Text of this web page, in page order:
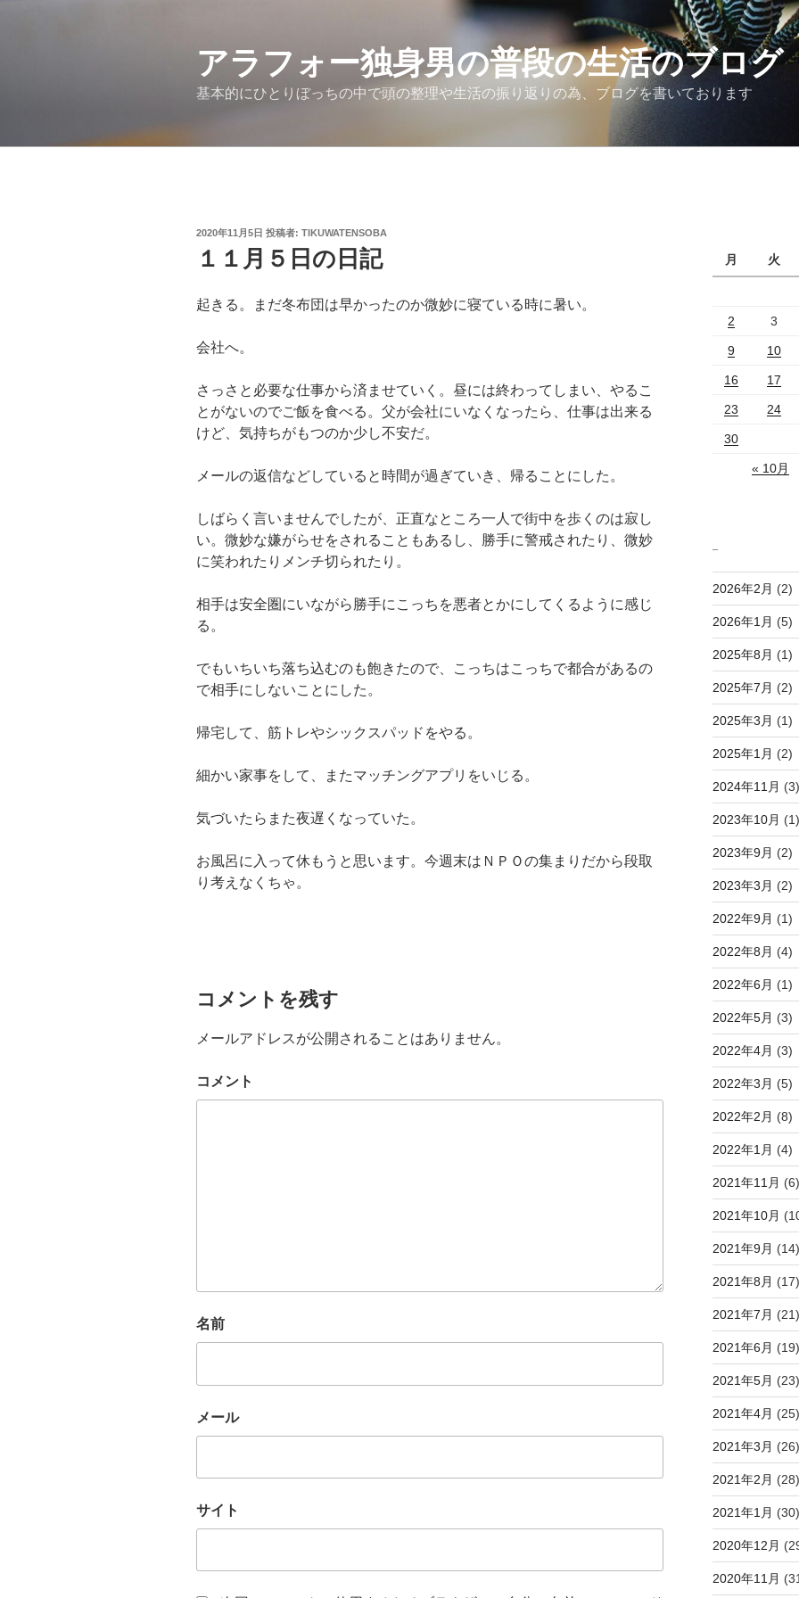
アラフォー独身男の普段の生活のブログ
基本的にひとりぼっちの中で頭の整理や生活の振り返りの為、ブログを書いております
投
2020年11月5日 投稿者: TIKUWATENSOBA
１１月５日の日記
起きる。まだ冬布団は早かったのか微妙に寝ている時に暑い。
会社へ。
さっさと必要な仕事から済ませていく。昼には終わってしまい、やるこ
とがないのでご飯を食べる。父が会社にいなくなったら、仕事は出来る
けど、気持ちがもつのか少し不安だ。
メールの返信などしていると時間が過ぎていき、帰ることにした。
しばらく言いませんでしたが、正直なところ一人で街中を歩くのは寂し
い。微妙な嫌がらせをされることもあるし、勝手に警戒されたり、微妙
に笑われたりメンチ切られたり。
相手は安全圏にいながら勝手にこっちを悪者とかにしてくるように感じ
る。
でもいちいち落ち込むのも飽きたので、こっちはこっちで都合があるの
で相手にしないことにした。
帰宅して、筋トレやシックスパッドをやる。
細かい家事をして、またマッチングアプリをいじる。
気づいたらまた夜遅くなっていた。
お風呂に入って休もうと思います。今週末はＮＰＯの集まりだから段取
り考えなくちゃ。
コメントを残す
メールアドレスが公開されることはありません。
コメント
名前
メール
サイト
月
火
2 3
9 10
16 17
23 24
30
« 10月
2026年2月 (2)
2026年1月 (5)
2025年8月 (1)
2025年7月 (2)
2025年3月 (1)
2025年1月 (2)
2024年11月 (3)
2023年10月 (1)
2023年9月 (2)
2023年3月 (2)
2022年9月 (1)
2022年8月 (4)
2022年6月 (1)
2022年5月 (3)
2022年4月 (3)
2022年3月 (5)
2022年2月 (8)
2022年1月 (4)
2021年11月 (6)
2021年10月
2021年9月 (14)
2021年8月 (17)
2021年7月 (21)
2021年6月 (19)
2021年5月 (23)
2021年4月 (25)
2021年3月 (26)
2021年2月 (28)
2021年1月 (30)
2020年12月
2020年11月